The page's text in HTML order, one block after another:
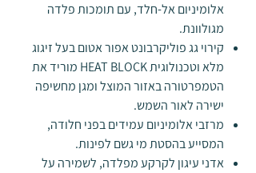
אלומיניום אל-חלד, עם תומכות פלדה
מגולוונת.
קירוי גג פוליקרבונט אפור אטום בעל זיגוג
מלא וטכנולוגית HEAT BLOCK מוריד את
הטמפרטורה באזור המוצל ומגן מחשיפה
ישירה לאור השמש.
מרזבי אלומיניום עמידים בפני חלודה,
המסייע בהסטת מי גשם לפינות.
אדני עיגון לקרקע מפלדה, לשמירה על